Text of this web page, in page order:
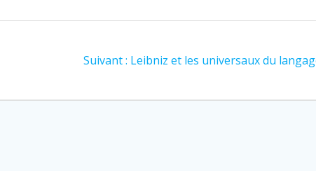
Suivant : Article
Leibniz et les universaux du